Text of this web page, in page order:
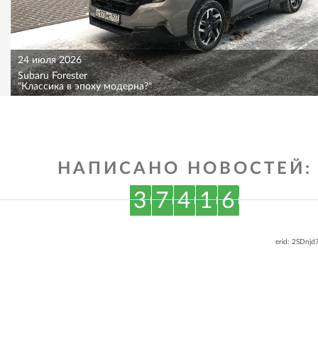
24 июля 2026
Subaru Forester
"Классика в эпоху модерна?"
НАПИСАНО НОВОСТЕЙ:
3 7 4 1 6
erid: